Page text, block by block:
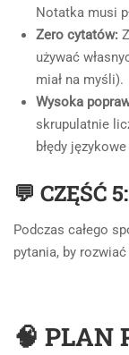
Notatka musi
Zero cytatów:
używać
miał na myśli).
Wysoka
skrupulatnie
błędy
💬 CZĘŚĆ
Podczas całego
pytania, by
🧠 PLAN